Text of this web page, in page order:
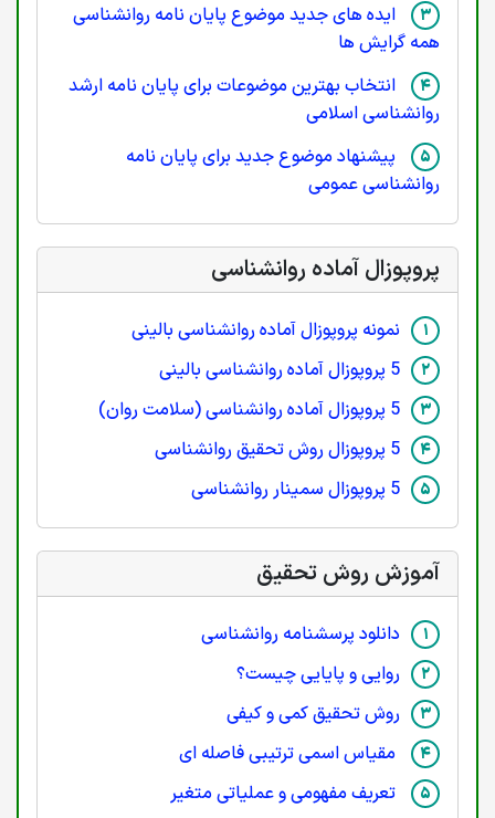
ایده های جدید موضوع پایان نامه روانشناسی
همه گرایش ها
انتخاب بهترین موضوعات برای پایان نامه ارشد
روانشناسی اسلامی
پیشنهاد موضوع جدید برای پایان نامه
روانشناسی عمومی
پروپوزال آماده روانشناسی
نمونه پروپوزال آماده روانشناسی بالینی
5 پروپوزال آماده روانشناسی بالینی
5 پروپوزال آماده روانشناسی (سلامت روان)
5 پروپوزال روش تحقیق روانشناسی
5 پروپوزال سمینار روانشناسی
آموزش روش تحقیق
دانلود پرسشنامه روانشناسی
روایی و پایایی چیست؟
روش تحقیق کمی و کیفی
مقیاس اسمی ترتیبی فاصله ای
تعریف مفهومی و عملیاتی متغیر